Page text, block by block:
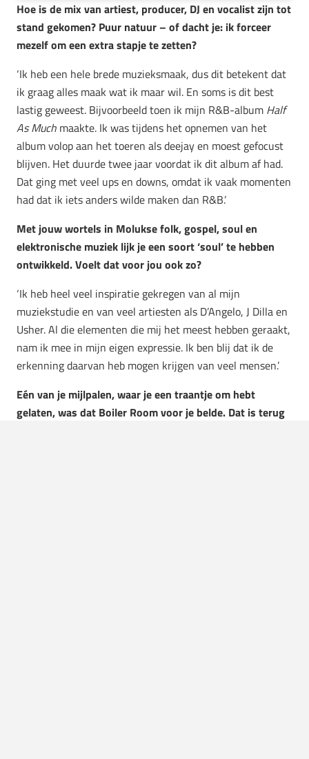
Hoe is de mix van artiest, producer, DJ en vocalist zijn tot
stand gekomen? Puur natuur – of dacht je: ik forceer
mezelf om een extra stapje te zetten?
‘Ik heb een hele brede muzieksmaak, dus dit betekent dat
ik graag alles maak wat ik maar wil. En soms is dit best
lastig geweest. Bijvoorbeeld toen ik mijn R&B-album Half
As Much maakte. Ik was tijdens het opnemen van het
album volop aan het toeren als deejay en moest gefocust
blijven. Het duurde twee jaar voordat ik dit album af had.
Dat ging met veel ups en downs, omdat ik vaak momenten
had dat ik iets anders wilde maken dan R&B.’
Met jouw wortels in Molukse folk, gospel, soul en
elektronische muziek lijk je een soort ‘soul’ te hebben
ontwikkeld. Voelt dat voor jou ook zo?
‘Ik heb heel veel inspiratie gekregen van al mijn
muziekstudie en van veel artiesten als D’Angelo, J Dilla en
Usher. Al die elementen die mij het meest hebben geraakt,
nam ik mee in mijn eigen expressie. Ik ben blij dat ik de
erkenning daarvan heb mogen krijgen van veel mensen.’
Eén van je mijlpalen, waar je een traantje om hebt
gelaten, was dat Boiler Room voor je belde. Dat is terug